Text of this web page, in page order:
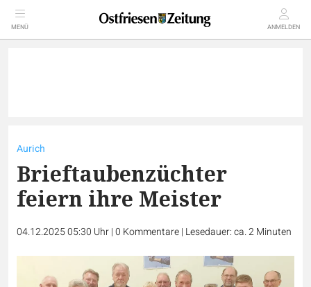
MENÜ ANMELDEN
Aurich
Brieftaubenzüchter
feiern ihre Meister
04.12.2025 05:30 Uhr|0 Kommentare| Lesedauer: ca. 2 Minuten